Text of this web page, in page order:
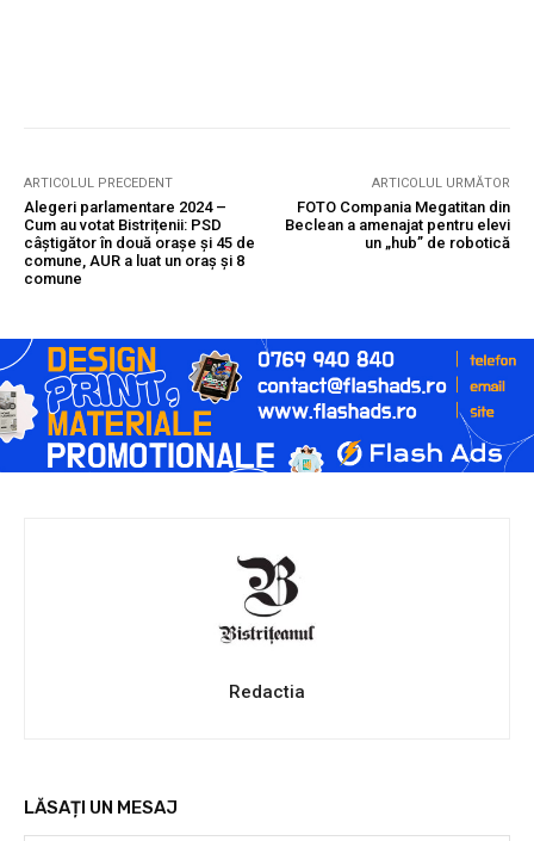
ARTICOLUL PRECEDENT
Alegeri parlamentare 2024 –
Cum au votat Bistrițenii: PSD
câștigător în două orașe și 45 de
comune, AUR a luat un oraș și 8
comune
ARTICOLUL URMĂTOR
FOTO Compania Megatitan din
Beclean a amenajat pentru elevi
un „hub” de robotică
Redactia
LĂSAȚI UN MESAJ